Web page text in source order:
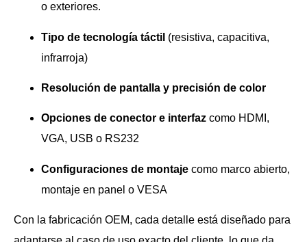
o exteriores.
Tipo de tecnología táctil (resistiva, capacitiva,
infrarroja)
Resolución de pantalla y precisión de color
Opciones de conector e interfaz como HDMI,
VGA, USB o RS232
Configuraciones de montaje como marco abierto,
montaje en panel o VESA
Con la fabricación OEM, cada detalle está diseñado para